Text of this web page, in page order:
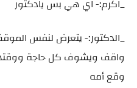
_اكرم:- اي هي بس يادكتور
_الدكتور:- يتعرض لنفس
واقف ويشوف كل حاجة
وقع أمه